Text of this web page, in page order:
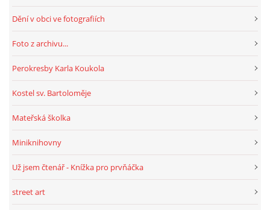
Dění v obci ve fotografiích
Foto z archivu...
Perokresby Karla Koukola
Kostel sv. Bartoloměje
Mateřská školka
Miniknihovny
Už jsem čtenář - Knížka pro prvňáčka
street art